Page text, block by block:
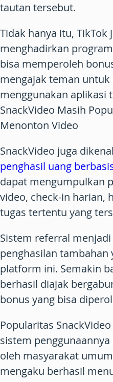
tautan tersebut.
Tidak hanya itu, TikTok
menghadirkan
bisa memperoleh
mengajak teman
menggunakan aplikasi
SnackVideo Masih
Menonton Video
SnackVideo juga
penghasil uang
dapat mengumpulkan
video, check-in harian,
tugas tertentu yang
Sistem referral
penghasilan
platform ini. Semakin
berhasil diajak
bonus yang bisa
Popularitas
sistem
oleh masyarakat
mengaku berhasil